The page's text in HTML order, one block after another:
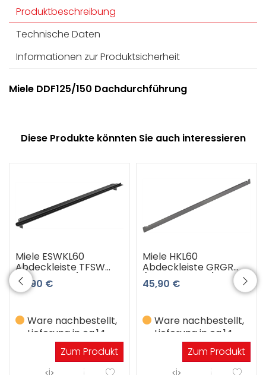
Produktbeschreibung
Technische Daten
Informationen zur Produktsicherheit
Miele DDF125/150 Dachdurchführung
Diese Produkte könnten Sie auch interessieren
Miele ESWKL60
Abdeckleiste TFSW
(Tiefschwarz)
49,90 €
Ware nachbestellt,
Lieferung in ca.14
WerktagenZum Produkt
Miele HKL60
Abdeckleiste GRGR
(Graphit-Grau)
45,90 €
Ware nachbestellt,
Lieferung in ca.14
WerktagenZum Produkt